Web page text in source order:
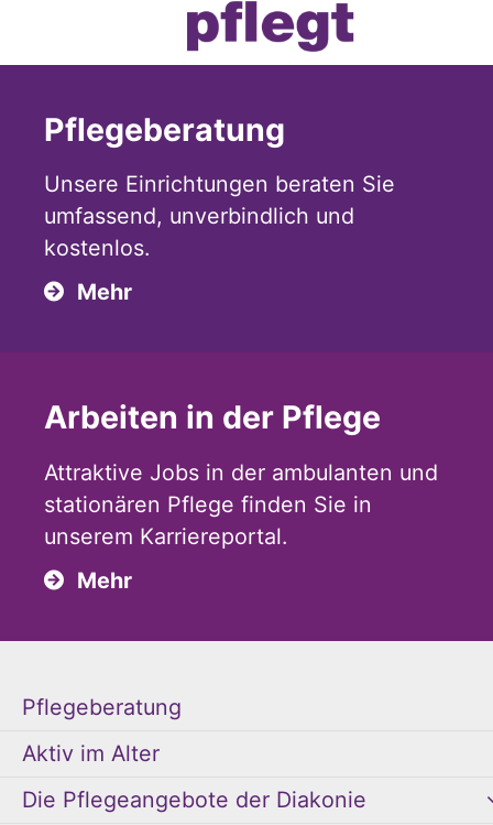
Pflegeberatung
Unsere Einrichtungen beraten Sie
umfassend, unverbindlich und
kostenlos.
Mehr
Arbeiten in der Pflege
Attraktive Jobs in der ambulanten und
stationären Pflege finden Sie in
unserem Karriereportal.
Mehr
Pflegeberatung
Aktiv im Alter
Die Pflegeangebote der Diakonie